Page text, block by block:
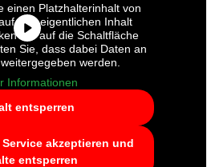
einen Platzhalterinhalt von
den eigentlichen Inhalt
Sie auf die Schaltfläche
Sie, dass dabei Daten an
werden.
Informationen
entsperren
akzeptieren und
entsperren